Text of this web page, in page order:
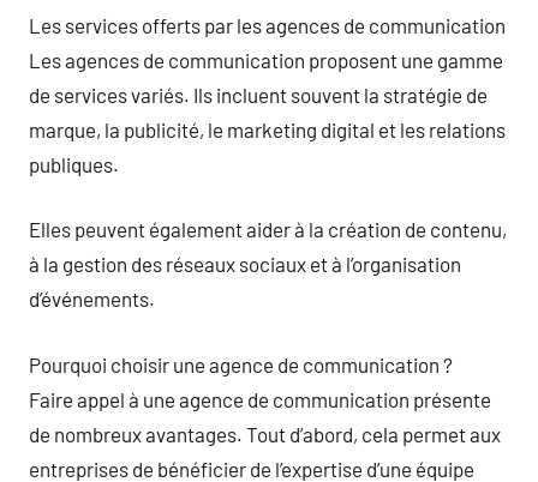
Les services offerts par les agences de communication
Les agences de communication proposent une gamme
de services variés. Ils incluent souvent la stratégie de
marque, la publicité, le marketing digital et les relations
publiques.
Elles peuvent également aider à la création de contenu,
à la gestion des réseaux sociaux et à l’organisation
d’événements.
Pourquoi choisir une agence de communication ?
Faire appel à une agence de communication présente
de nombreux avantages. Tout d’abord, cela permet aux
entreprises de bénéficier de l’expertise d’une équipe